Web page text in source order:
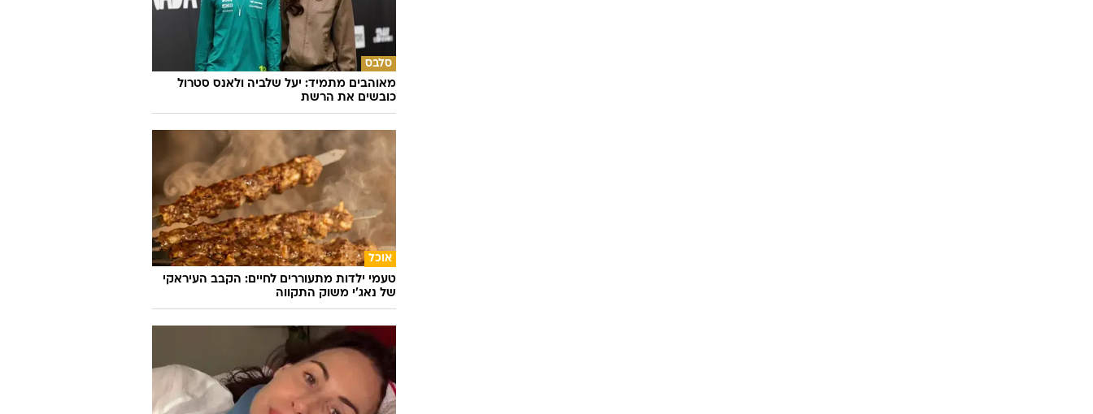
סלבס
מאוהבים מתמיד: יעל שלביה ולאנס סטרול
כובשים את הרשת
אוכל
טעמי ילדות מתעוררים לחיים: הקבב העיראקי
של נאג׳י משוק התקווה